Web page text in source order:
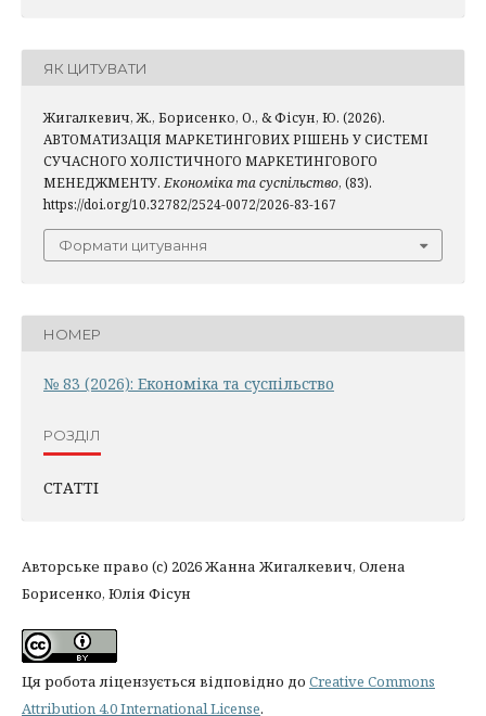
ЯК ЦИТУВАТИ
Жигалкевич, Ж., Борисенко, О., & Фісун, Ю. (2026).
АВТОМАТИЗАЦІЯ МАРКЕТИНГОВИХ РІШЕНЬ У СИСТЕМІ
СУЧАСНОГО ХОЛІСТИЧНОГО МАРКЕТИНГОВОГО
МЕНЕДЖМЕНТУ. Економіка та суспільство, (83).
https://doi.org/10.32782/2524-0072/2026-83-167
Формати цитування
НОМЕР
№ 83 (2026): Економіка та суспільство
РОЗДІЛ
СТАТТІ
Авторське право (c) 2026 Жанна Жигалкевич, Олена
Борисенко, Юлія Фісун
Ця робота ліцензується відповідно до Creative Commons
Attribution 4.0 International License.